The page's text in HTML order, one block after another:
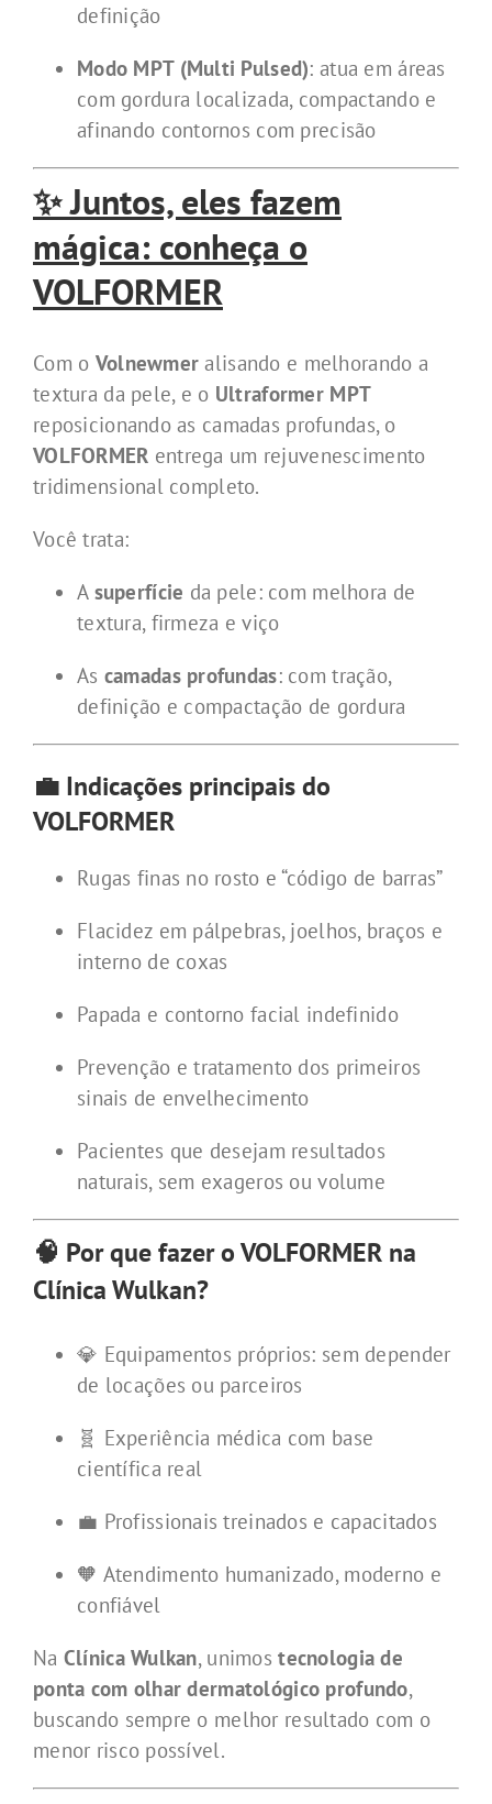
definição
Modo MPT (Multi Pulsed): atua em áreas
com gordura localizada, compactando e
afinando contornos com precisão
✨ Juntos, eles fazem
mágica: conheça o
VOLFORMER
Com o Volnewmer alisando e melhorando a
textura da pele, e o Ultraformer MPT
reposicionando as camadas profundas, o
VOLFORMER entrega um rejuvenescimento
tridimensional completo.
Você trata:
A superfície da pele: com melhora de
textura, firmeza e viço
As camadas profundas: com tração,
definição e compactação de gordura
💼 Indicações principais do
VOLFORMER
Rugas finas no rosto e “código de barras”
Flacidez em pálpebras, joelhos, braços e
interno de coxas
Papada e contorno facial indefinido
Prevenção e tratamento dos primeiros
sinais de envelhecimento
Pacientes que desejam resultados
naturais, sem exageros ou volume
🧠 Por que fazer o VOLFORMER na
Clínica Wulkan?
💎 Equipamentos próprios: sem depender
de locações ou parceiros
🧬 Experiência médica com base
científica real
💼 Profissionais treinados e capacitados
🧡 Atendimento humanizado, moderno e
confiável
Na Clínica Wulkan, unimostecnologia de
ponta com olhar dermatológico profundo,
buscando sempre o melhor resultado com o
menor risco possível.